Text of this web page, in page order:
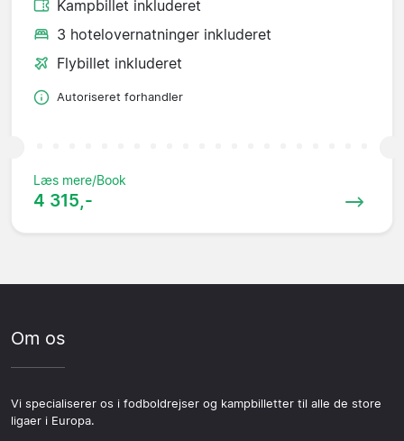
Kampbillet inkluderet
3 hotelovernatninger inkluderet
Flybillet inkluderet
Autoriseret forhandler
Læs mere/Book
4 315,-
Om os
Vi specialiserer os i fodboldrejser og kampbilletter til alle de store
ligaer i Europa.